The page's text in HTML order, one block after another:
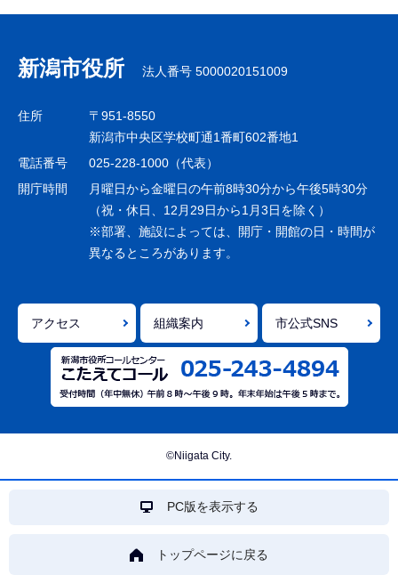
ナ
ビ
ゲ
シ
ョ
で
新潟市役所 法人番号 5000020151009
住所
〒951-8550
新潟市中央区学校町通1番町602番地1
電話番号
025-228-1000（代表）
開庁時間
月曜日から金曜日の午前8時30分から午後5時30分
（祝・休日、12月29日から1月3日を除く）
※部署、施設によっては、開庁・開館の日・時間が
異なるところがあります。
アクセス 組織案内 市公式SNS
©Niigata City.
PC版を表示する
トップページに戻る